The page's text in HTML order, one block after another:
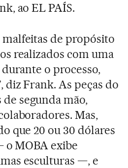
ao EL PAÍS.
malfeitas de propósito
realizados com uma
o processo,
Frank. As peças do
segunda mão,
Mas,
que 20 ou 30 dólares
o MOBA exibe
esculturas —, e